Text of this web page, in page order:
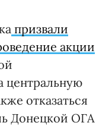
призвали
акции
центральную
отказаться
Донецкой ОГА